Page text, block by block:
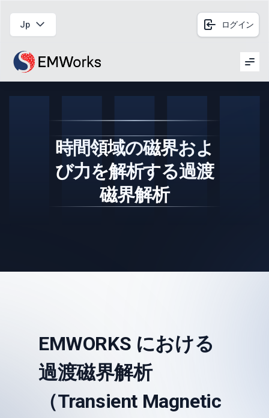
Jp ログイン
時間領域の磁界およ
び力を解析する過渡
磁界解析
EMWORKS における
過渡磁界解析
（Transient Magnetic